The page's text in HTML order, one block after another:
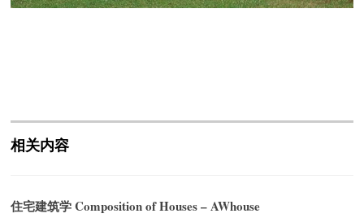
相关内容
住宅建筑学 Composition of Houses – AWhouse